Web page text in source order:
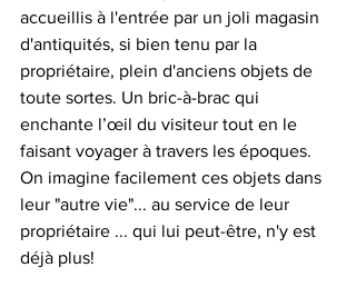
accueillis à l'entrée par un joli magasin
d'antiquités, si bien tenu par la
propriétaire, plein d'anciens objets de
toute sortes. Un bric-à-brac qui
enchante l’œil du visiteur tout en le
faisant voyager à travers les époques.
On imagine facilement ces objets dans
leur "autre vie"... au service de leur
propriétaire ... qui lui peut-être, n'y est
déjà plus!